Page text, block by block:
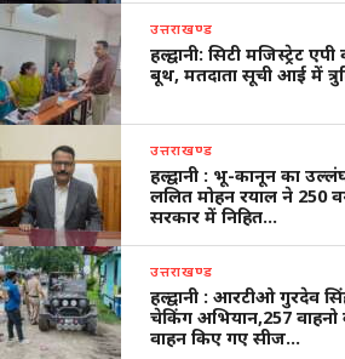
उत्तराखण्ड
हल्द्वानी: सिटी मजिस्ट्रेट
बूथ, मतदाता सूची आई में
उत्तराखण्ड
हल्द्वानी : भू-कानून का
ललित मोहन रयाल ने 250
सरकार में निहित…
उत्तराखण्ड
हल्द्वानी : आरटीओ गुरदेव
चेकिंग अभियान,257
वाहन किए गए सीज…